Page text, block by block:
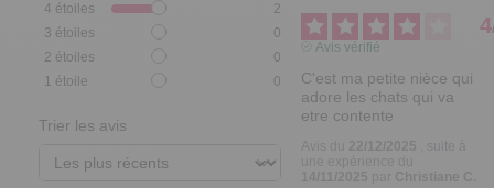
4 étoiles
2
3 étoiles
0
2 étoiles
0
1 étoile 0
Trier les avis
4
Avis vérifié
C'est ma petite nièce qui
adore les chats qui va
etre contente
22/12/2025
14/11/2025
Christiane C.